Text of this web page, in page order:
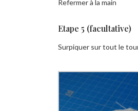
Refermer à la main
Etape 5 (facultative)
Surpiquer sur tout le